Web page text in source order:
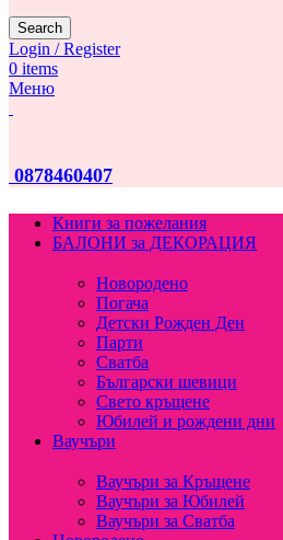
Search
Login / Register
0 items
Меню
0878460407
Книги за пожелания
БАЛОНИ за ДЕКОРАЦИЯ
Новородено
Погача
Детски Рожден Ден
Парти
Сватба
Български шевици
Свето кръщене
Юбилей и рождени дни
Ваучъри
Ваучъри за Кръщене
Ваучъри за Юбилей
Ваучъри за Сватба